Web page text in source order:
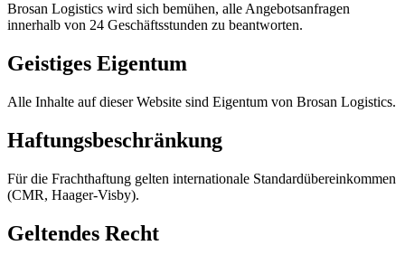
Brosan Logistics wird sich bemühen, alle Angebotsanfragen
innerhalb von 24 Geschäftsstunden zu beantworten.
Geistiges Eigentum
Alle Inhalte auf dieser Website sind Eigentum von Brosan Logistics.
Haftungsbeschränkung
Für die Frachthaftung gelten internationale Standardübereinkommen
(CMR, Haager-Visby).
Geltendes Recht